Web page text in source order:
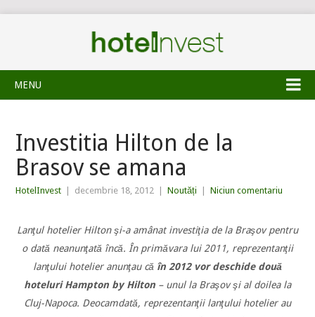
MENU
Investitia Hilton de la
Brasov se amana
HotelInvest decembrie 18, 2012 Noutăți Niciun comentariu
Lanţul hotelier Hilton şi-a amânat investiţia de la Braşov pentru
o dată neanunţată încă. În primăvara lui 2011, reprezentanţii
lanţului hotelier anunţau că în 2012 vor deschide două
hoteluri Hampton by Hilton – unul la Braşov şi al doilea la
Cluj-Napoca. Deocamdată, reprezentanţii lanţului hotelier au